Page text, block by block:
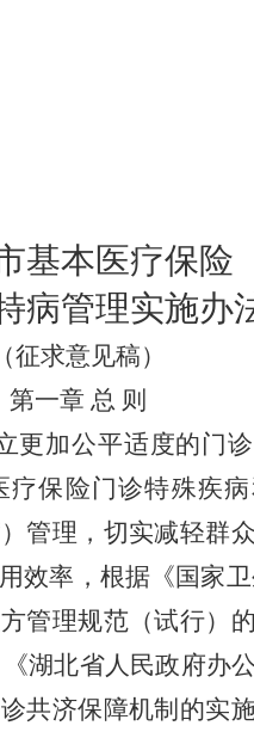
基本医疗保险
病管理实施办
（征求意见稿）
第一章 总 则
更加公平适度的门
疗保险门诊特殊疾
管理， 切实减轻群
效率，根据 《国家
管理规范（试行）
《湖北省人民政府办
共济保障机制的实